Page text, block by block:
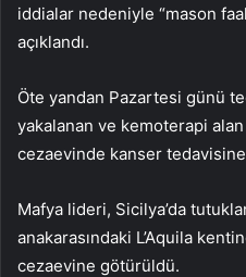
iddialar nedeniyle “mason
açıklandı.
Öte yandan Pazartesi günü
yakalanan ve kemoterapi
cezaevinde kanser
Mafya lideri, Sicilya’da
anakarasındaki L’Aquila
cezaevine götürüldü.